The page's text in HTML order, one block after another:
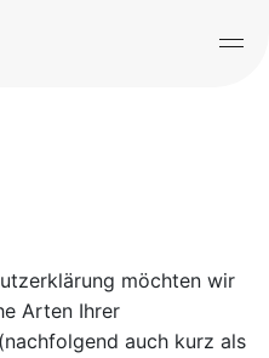
möchten wir
Arten Ihrer
auch kurz als